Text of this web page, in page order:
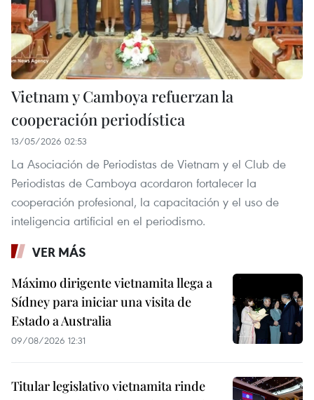
Vietnam y Camboya refuerzan la
cooperación periodística
13/05/2026 02:53
La Asociación de Periodistas de Vietnam y el Club de
Periodistas de Camboya acordaron fortalecer la
cooperación profesional, la capacitación y el uso de
inteligencia artificial en el periodismo.
VER MÁS
Máximo dirigente vietnamita llega a
Sídney para iniciar una visita de
Estado a Australia
09/08/2026 12:31
Titular legislativo vietnamita rinde